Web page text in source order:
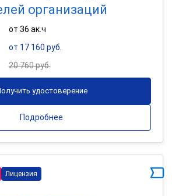
организаций
от 36 ак.ч
от 17 160 руб.
20 760 руб.
удостоверение
Подробнее
Лицензия